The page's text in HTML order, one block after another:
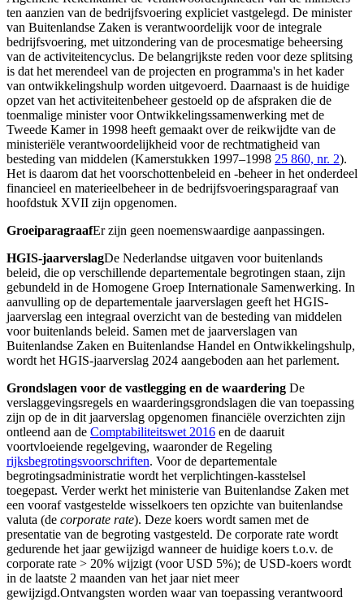
ten aanzien van de bedrijfsvoering expliciet vastgelegd. De minister
van Buitenlandse Zaken is verantwoordelijk voor de integrale
bedrijfsvoering, met uitzondering van de procesmatige beheersing
van de activiteitencyclus. De belangrijkste reden voor deze splitsing
is dat het merendeel van de projecten en programma's in het kader
van ontwikkelingshulp worden uitgevoerd. Daarnaast is de huidige
opzet van het activiteitenbeheer gestoeld op de afspraken die de
toenmalige minister voor Ontwikkelingssamenwerking met de
Tweede Kamer in 1998 heeft gemaakt over de reikwijdte van de
ministeriële verantwoordelijkheid voor de rechtmatigheid van
besteding van middelen (Kamerstukken 1997–1998 25 860, nr. 2).
Het is daarom dat het voorschottenbeleid en -beheer in het onderdeel
financieel en materieelbeheer in de bedrijfsvoeringsparagraaf van
hoofdstuk XVII zijn opgenomen.
GroeiparagraafEr zijn geen noemenswaardige aanpassingen.
HGIS-jaarverslagDe Nederlandse uitgaven voor buitenlands
beleid, die op verschillende departementale begrotingen staan, zijn
gebundeld in de Homogene Groep Internationale Samenwerking. In
aanvulling op de departementale jaarverslagen geeft het HGIS-
jaarverslag een integraal overzicht van de besteding van middelen
voor buitenlands beleid. Samen met de jaarverslagen van
Buitenlandse Zaken en Buitenlandse Handel en Ontwikkelingshulp,
wordt het HGIS-jaarverslag 2024 aangeboden aan het parlement.
Grondslagen voor de vastlegging en de waardering De
verslaggevingsregels en waarderingsgrondslagen die van toepassing
zijn op de in dit jaarverslag opgenomen financiële overzichten zijn
ontleend aan de Comptabiliteitswet 2016 en de daaruit
voortvloeiende regelgeving, waaronder de Regeling
rijksbegrotingsvoorschriften. Voor de departementale
begrotingsadministratie wordt het verplichtingen-kasstelsel
toegepast. Verder werkt het ministerie van Buitenlandse Zaken met
een vooraf vastgestelde wisselkoers ten opzichte van buitenlandse
valuta (de corporate rate). Deze koers wordt samen met de
presentatie van de begroting vastgesteld. De corporate rate wordt
gedurende het jaar gewijzigd wanneer de huidige koers t.o.v. de
corporate rate > 20% wijzigt (voor USD 5%); de USD-koers wordt
in de laatste 2 maanden van het jaar niet meer
gewijzigd.Ontvangsten worden waar van toepassing verantwoord